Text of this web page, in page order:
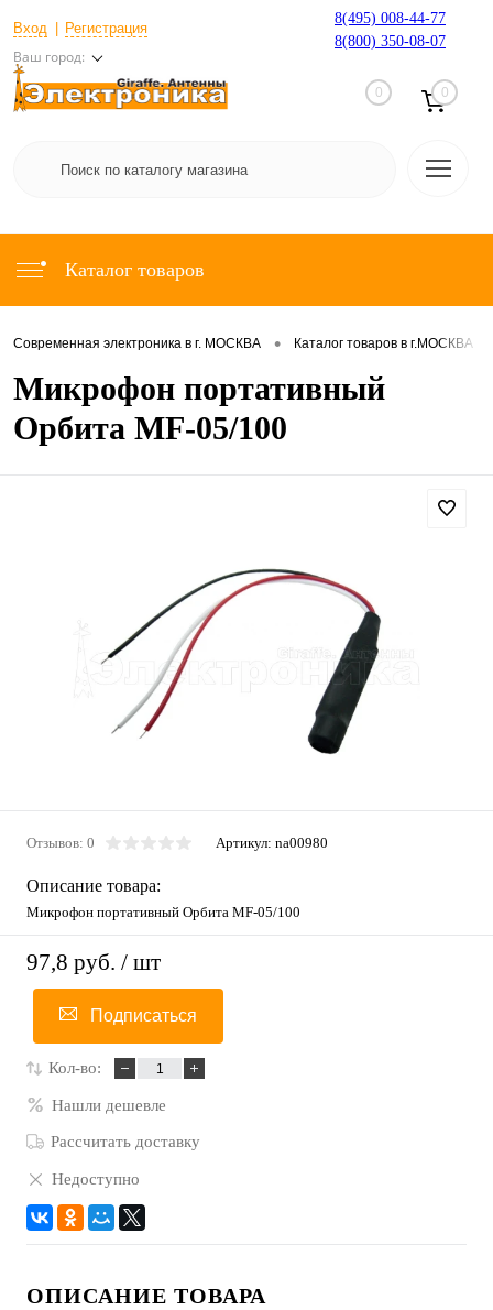
Вход Регистрация
Ваш город:
8(495) 008-44-77
8(800) 350-08-07
0 0
Каталог товаров
Современная электроника в г. МОСКВА • Каталог товаров в г.МОСКВА
Микрофон портативный
Орбита MF-05/100
Отзывов: 0 Артикул: na00980
Описание товара:
Микрофон портативный Орбита MF-05/100
97,8 руб. / шт
Подписаться
Кол-во:
Нашли дешевле
Рассчитать доставку
Недоступно
ОПИСАНИЕ ТОВАРА